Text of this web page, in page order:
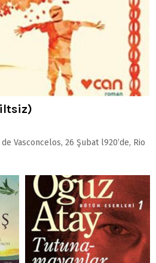
Vasconcelos, 26 Şubat l920’de, Rio